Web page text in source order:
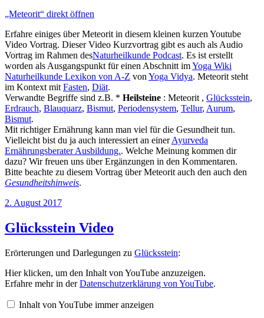
„Meteorit“ direkt öffnen
Erfahre einiges über Meteorit in diesem kleinen kurzen Youtube
Video Vortrag. Dieser Video Kurzvortrag gibt es auch als Audio
Vortrag im Rahmen desNaturheilkunde Podcast. Es ist erstellt
worden als Ausgangspunkt für einen Abschnitt imYoga Wiki
Naturheilkunde Lexikon von A-Z von Yoga Vidya. Meteorit steht
im Kontext mit Fasten, Diät.
Verwandte Begriffe sind z.B. * Heilsteine : Meteorit , Glücksstein,
Erdrauch, Blauquarz, Bismut, Periodensystem, Tellur, Aurum,
Bismut.
Mit richtiger Ernährung kann man viel für die Gesundheit tun.
Vielleicht bist du ja auch interessiert an einerAyurveda
Ernährungsberater Ausbildung.. Welche Meinung kommen dir
dazu? Wir freuen uns über Ergänzungen in den Kommentaren.
Bitte beachte zu diesem Vortrag über Meteorit auch den auch den
Gesundheitshinweis.
Veröffentlicht
2. August 2017
Glücksstein Video
Erörterungen und Darlegungen zu Glücksstein:
„Glücksstein“
von
YouTube
anzeigen
Hier klicken, um den Inhalt von YouTube anzuzeigen.
Erfahre mehr in derDatenschutzerklärung von YouTube.
Inhalt von YouTube immer anzeigen